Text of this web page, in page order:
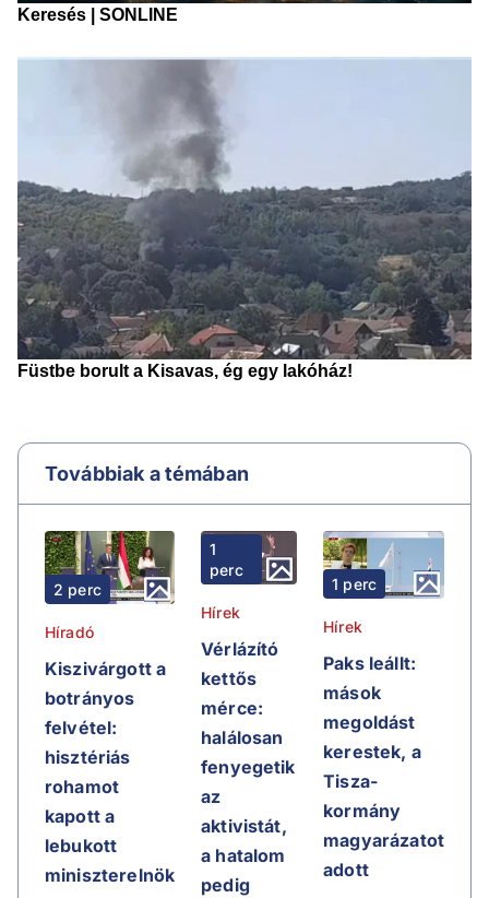
Továbbiak a témában
2 perc
Híradó
Kiszivárgott a
botrányos
felvétel:
hisztériás
rohamot
kapott a
lebukott
miniszterelnök
1
perc
Hírek
Vérlázító
kettős
mérce:
halálosan
fenyegetik
az
aktivistát,
a hatalom
pedig
1 perc
Hírek
Paks leállt:
mások
megoldást
kerestek, a
Tisza-
kormány
magyarázatot
adott